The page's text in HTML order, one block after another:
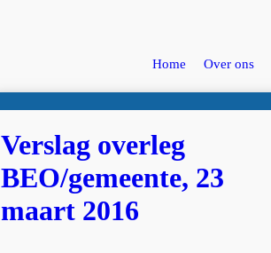
Over ons
Home
Verslag overleg
BEO/gemeente, 23
maart 2016